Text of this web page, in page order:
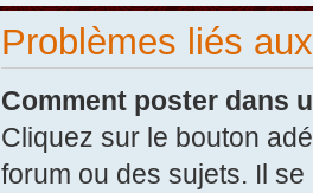
Problèmes liés
Comment poster dans
Cliquez sur le bouton
forum ou des sujets. Il